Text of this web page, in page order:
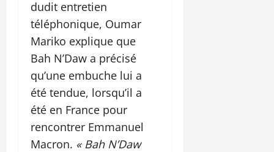
dudit entretien
téléphonique, Oumar
Mariko explique que
Bah N’Daw a précisé
qu’une embuche lui a
été tendue, lorsqu’il a
été en France pour
rencontrer Emmanuel
Macron. « Bah N’Daw